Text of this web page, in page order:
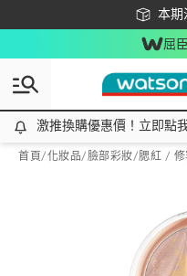
本期
下載
屈
激推換購優惠價！立即點我看
激推換購優惠價！立即點
首頁/化妝品/臉部彩妝/腮紅 /